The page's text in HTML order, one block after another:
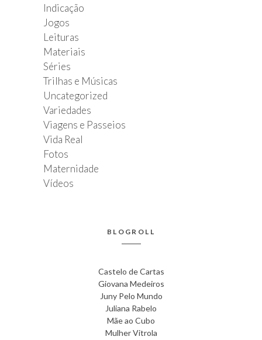
Indicação
Jogos
Leituras
Materiais
Séries
Trilhas e Músicas
Uncategorized
Variedades
Viagens e Passeios
Vida Real
Fotos
Maternidade
Vídeos
BLOGROLL
Castelo de Cartas
Giovana Medeiros
Juny Pelo Mundo
Juliana Rabelo
Mãe ao Cubo
Mulher Vitrola